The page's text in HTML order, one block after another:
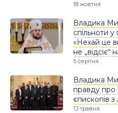
18 жовтня
Владика
спільноти у
«Нехай це
не „відсіє“
5 серпня
Владика
правду про
єпископів з
13 травня